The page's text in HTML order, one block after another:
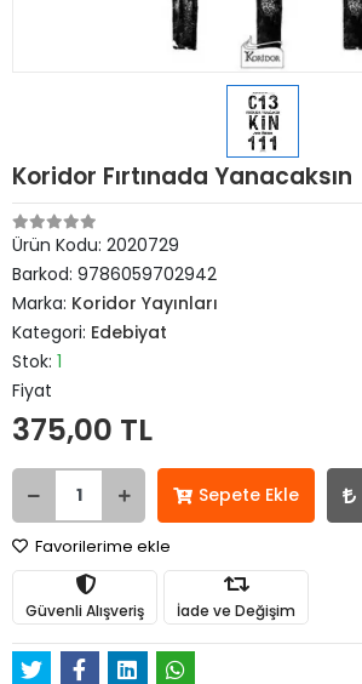
Koridor Fırtınada Yanacaksın
Ürün Kodu: 2020729
Barkod: 9786059702942
Marka: Koridor Yayınları
Kategori: Edebiyat
Stok: 1
Fiyat
375,00 TL
Sepete Ekle
Favorilerime ekle
Güvenli Alışveriş İade ve Değişim